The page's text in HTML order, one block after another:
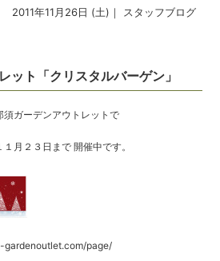
2011年11月26日 (土)｜ スタッフブログ
ット「クリスタルバーゲン」
ガーデンアウトレットで
月２３日まで 開催中です。
page/